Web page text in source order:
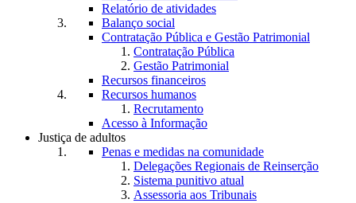
Relatório de atividades
Balanço social
Contratação Pública e Gestão Patrimonial
Contratação Pública
Gestão Patrimonial
Recursos financeiros
Recursos humanos
Recrutamento
Acesso à Informação
Justiça de adultos
Penas e medidas na comunidade
Delegações Regionais de Reinserção
Sistema punitivo atual
Assessoria aos Tribunais